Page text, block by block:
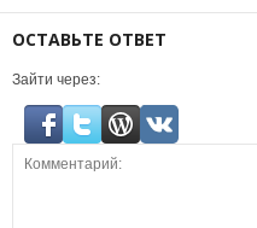
ОСТАВЬТЕ ОТВЕТ
Зайти через: